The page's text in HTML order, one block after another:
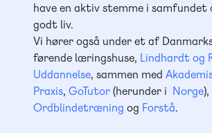
have en aktiv stemme i samfundet
godt liv.
Vi hører også under et af
førende læringshuse, Lindhardt og
Uddannelse, sammen med
Praxis, GoTutor(herunder i Norge),
Ordblindetræning og Forstå.